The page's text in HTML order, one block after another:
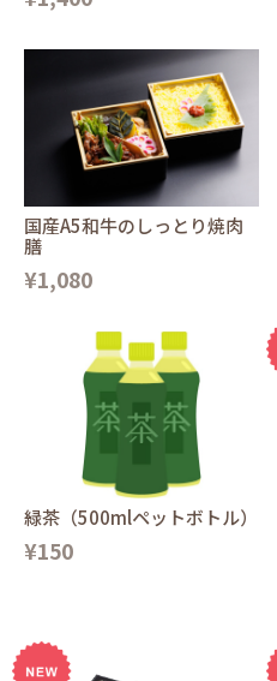
国産A5和牛のしっとり焼肉
膳
¥1,080
緑茶（500mlペットボトル）
¥150